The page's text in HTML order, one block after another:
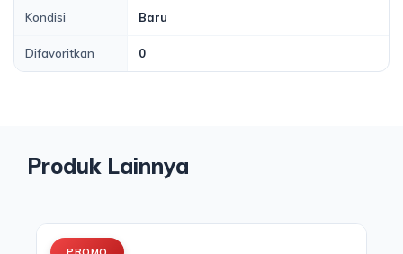
Kondisi Baru
Difavoritkan 0
Produk Lainnya